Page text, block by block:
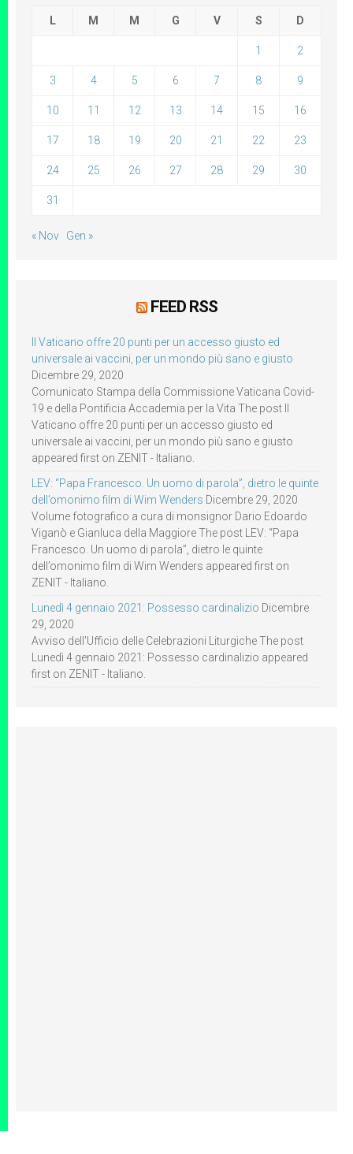
L M M G V S D
1 2
3 4 5 6 7 8 9
10 11 12 13 14 15 16
17 18 19 20 21 22 23
24 25 26 27 28 29 30
31
« Nov Gen »
FEED RSS
Il Vaticano offre 20 punti per un accesso giusto ed
universale ai vaccini, per un mondo più sano e giusto
Dicembre 29, 2020
Comunicato Stampa della Commissione Vaticana Covid-
19 e della Pontificia Accademia per la Vita The post Il
Vaticano offre 20 punti per un accesso giusto ed
universale ai vaccini, per un mondo più sano e giusto
appeared first on ZENIT - Italiano.
LEV: “Papa Francesco. Un uomo di parola”, dietro le quinte
dell’omonimo film di Wim Wenders Dicembre 29, 2020
Volume fotografico a cura di monsignor Dario Edoardo
Viganò e Gianluca della Maggiore The post LEV: “Papa
Francesco. Un uomo di parola”, dietro le quinte
dell’omonimo film di Wim Wenders appeared first on
ZENIT - Italiano.
Lunedì 4 gennaio 2021: Possesso cardinalizio Dicembre
29, 2020
Avviso dell’Ufficio delle Celebrazioni Liturgiche The post
Lunedì 4 gennaio 2021: Possesso cardinalizio appeared
first on ZENIT - Italiano.